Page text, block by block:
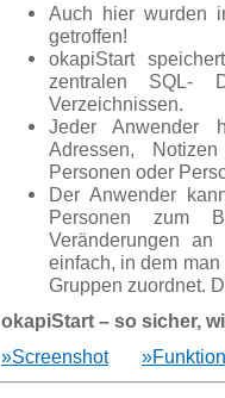
Auch hier wurden
getroffen!
okapiStart
zentralen SQL-
Verzeichnissen.
Jeder Anwender
Adressen,
Personen oder
Der Anwender
Personen zum
Veränderungen
einfach, in dem
Gruppen zuordnet.
okapiStart – so sicher,
»Screenshot